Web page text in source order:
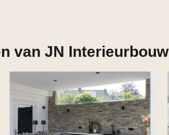
van JN Interieurbouw